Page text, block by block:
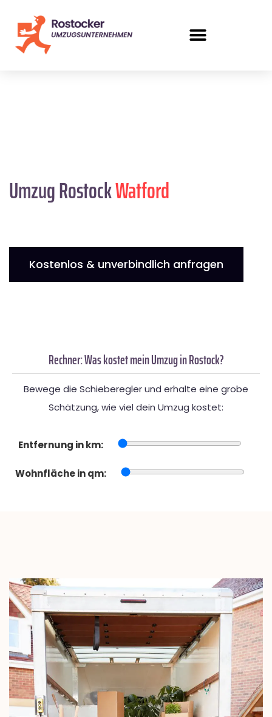
Umzug RostockWatford
Kostenlos & unverbindlich anfragen
Rechner: Was kostet mein Umzug in Rostock?
Bewege die Schieberegler und erhalte eine grobe
Schätzung, wie viel dein Umzug kostet:
Entfernung in km:
Wohnfläche in qm: